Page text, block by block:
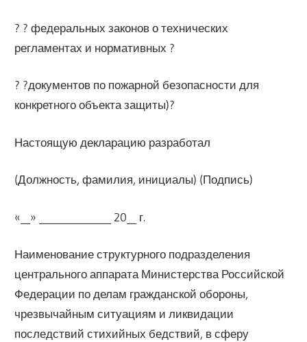
? ? федеральных законов о технических
регламентах и нормативных ?
? ?документов по пожарной безопасности для
конкретного объекта защиты)?
Настоящую декларацию разработал
(Должность, фамилия, инициалы) (Подпись)
«__» _______________ 20__ г.
Наименование структурного подразделения
центрального аппарата Министерства Российской
Федерации по делам гражданской обороны,
чрезвычайным ситуациям и ликвидации
последствий стихийных бедствий, в сферу